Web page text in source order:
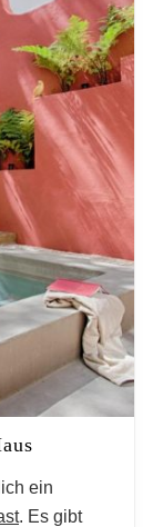
ein
. Es gibt